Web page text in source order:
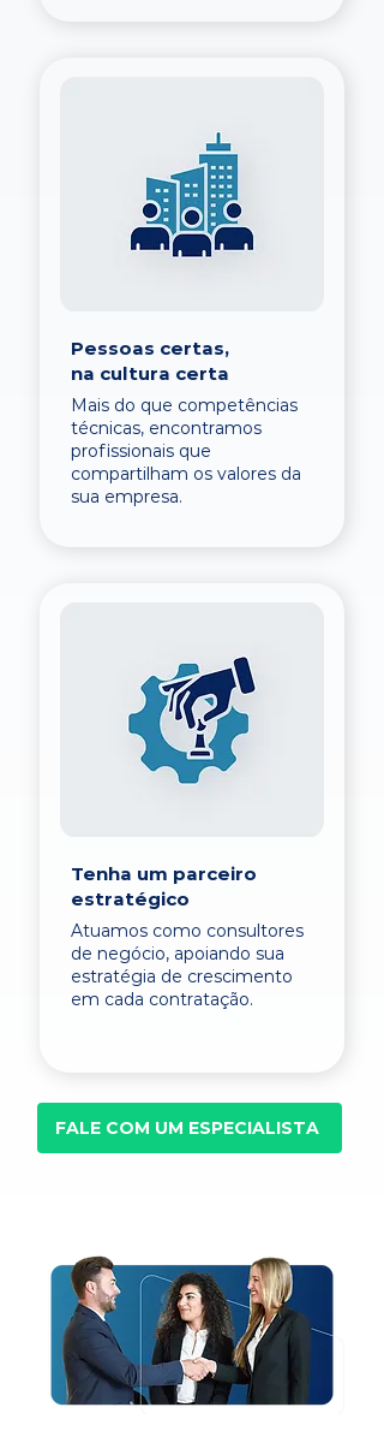
Pessoas certas,
na cultura certa
Mais do que competências
técnicas, encontramos
profissionais que
compartilham os valores da
sua empresa.
Tenha um parceiro
estratégico
Atuamos como consultores
de negócio, apoiando sua
estratégia de crescimento
em cada contratação.
FALE COM UM ESPECIALISTA